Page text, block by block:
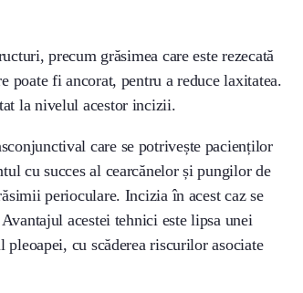
precum grăsimea care este rezecată
poate fi ancorat, pentru a reduce laxitatea.
la nivelul acestor incizii.
care se potrivește pacienților
cu succes al cearcănelor și pungilor de
perioculare. Incizia în acest caz se
acestei tehnici este lipsa unei
cu scăderea riscurilor asociate